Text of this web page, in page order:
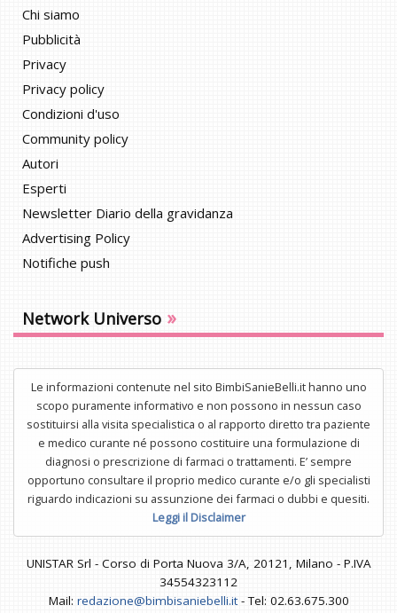
Chi siamo
Pubblicità
Privacy
Privacy policy
Condizioni d'uso
Community policy
Autori
Esperti
Newsletter Diario della gravidanza
Advertising Policy
Notifiche push
Network Universo »
Le informazioni contenute nel sito BimbiSanieBelli.it hanno uno
scopo puramente informativo e non possono in nessun caso
sostituirsi alla visita specialistica o al rapporto diretto tra paziente
e medico curante né possono costituire una formulazione di
diagnosi o prescrizione di farmaci o trattamenti. E’ sempre
opportuno consultare il proprio medico curante e/o gli specialisti
riguardo indicazioni su assunzione dei farmaci o dubbi e quesiti.
Leggi il Disclaimer
UNISTAR Srl - Corso di Porta Nuova 3/A, 20121, Milano - P.IVA
34554323112
Mail: redazione@bimbisaniebelli.it- Tel: 02.63.675.300